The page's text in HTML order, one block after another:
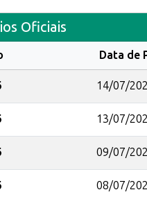
Oficiais
Data de
14/07/
13/07/
09/07/
08/07/